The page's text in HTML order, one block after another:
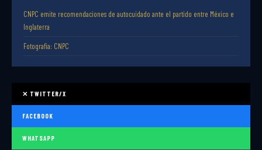
CNPC emite recomendaciones de autocuidado ante el partido entre México e
Inglaterra
Fotografia: CNPC
✕ TWITTER/X
FACEBOOK
WHATSAPP